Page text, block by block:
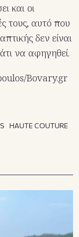
και οι
τους, αυτό που
δεν είναι
να αφηγηθεί.
Bovary.gr
HAUTE COUTURE